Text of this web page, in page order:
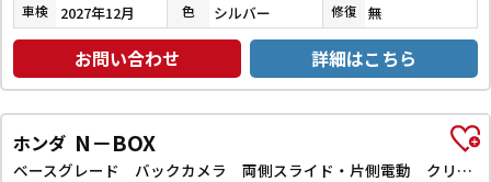
車検 2027年12月 色 シルバー 修復 無
お問い合わせ 詳細はこちら
ホンダ N－BOX
ベースグレード バックカメラ 両側スライド・片側電動 クリアランスソナー オートライト スマートキー アイドリングストップ 電動格納ミラー シートヒーター ベンチシート CVT ABS ESC エアコン